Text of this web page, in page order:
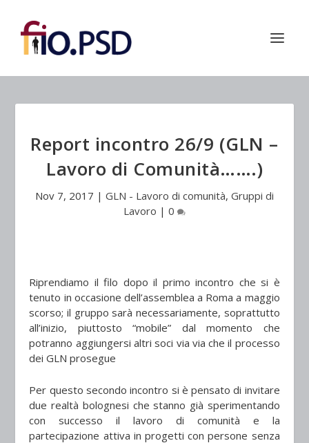
Report incontro 26/9 (GLN –
Lavoro di Comunità…….)
Nov 7, 2017 | GLN - Lavoro di comunità, Gruppi di
Lavoro | 0
Riprendiamo il filo dopo il primo incontro che si è
tenuto in occasione dell’assemblea a Roma a maggio
scorso; il gruppo sarà necessariamente, soprattutto
all’inizio, piuttosto “mobile” dal momento che
potranno aggiungersi altri soci via via che il processo
dei GLN prosegue
Per questo secondo incontro si è pensato di invitare
due realtà bolognesi che stanno già sperimentando
con successo il lavoro di comunità e la
partecipazione attiva in progetti con persone senza